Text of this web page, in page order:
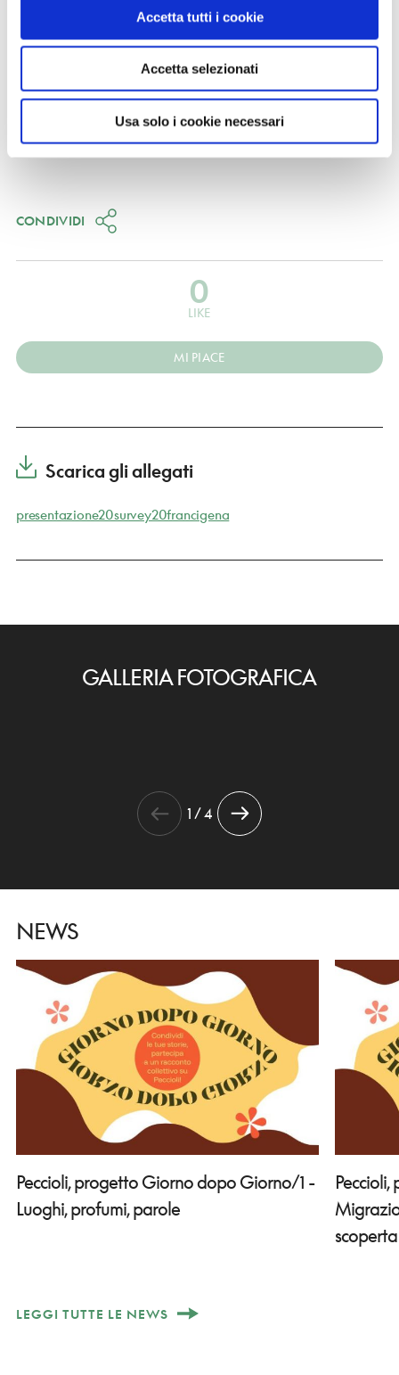
Accetta tutti i cookie
Accetta selezionati
Usa solo i cookie necessari
CONDIVIDI
0
LIKE
MI PIACE
Scarica gli allegati
presentazione20survey20francigena
GALLERIA FOTOGRAFICA
1 / 4
NEWS
Peccioli, progetto Giorno dopo Giorno/1 -
Luoghi, profumi, parole
scoperta
LEGGI TUTTE LE NEWS